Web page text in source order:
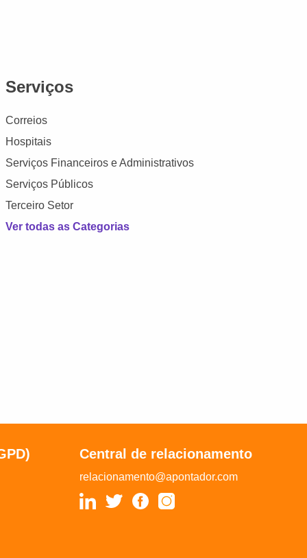
Serviços
Correios
Hospitais
Serviços Financeiros e Administrativos
Serviços Públicos
Terceiro Setor
Ver todas as Categorias
Central de relacionamento
relacionamento@apontador.com